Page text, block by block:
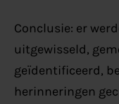
Conclusie: er
uitgewisseld,
geïdentificeerd,
herinneringen